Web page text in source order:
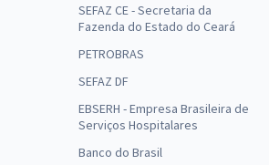
SEFAZ CE - Secretaria da
Fazenda do Estado do Ceará
PETROBRAS
SEFAZ DF
EBSERH - Empresa Brasileira de
Serviços Hospitalares
Banco do Brasil